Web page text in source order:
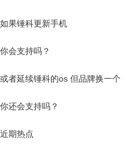
如果锤科更新手机
你会支持吗？
或者延续锤科的os 但品牌换一个
你还会支持吗？
近期热点